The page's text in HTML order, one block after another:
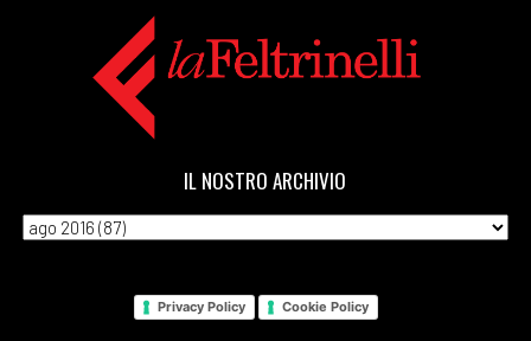
IL NOSTRO ARCHIVIO
Privacy Policy Cookie Policy